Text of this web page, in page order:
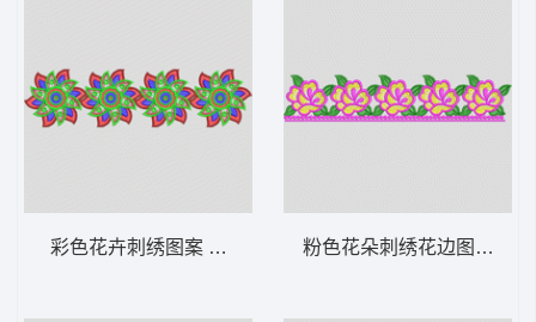
彩色花卉刺绣图案 条带状 水溶条码网布花边
粉色花朵刺绣花边图案 条